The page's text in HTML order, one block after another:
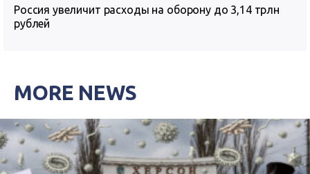
Россия увеличит расходы на оборону до 3,14 трлн
рублей
MORE NEWS